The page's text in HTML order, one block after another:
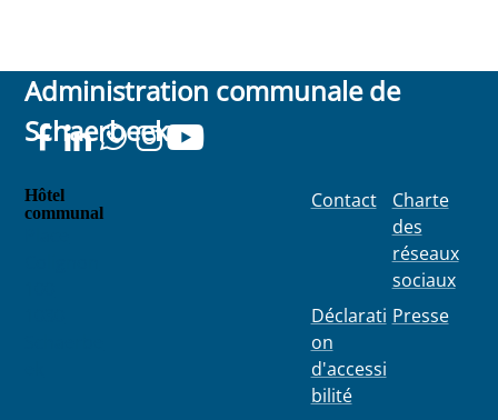
Administration communale de
Schaerbeek
Hôtel
communal
Contact
Déclarati
on
d'accessi
bilité
Charte
des
réseaux
sociaux
Presse